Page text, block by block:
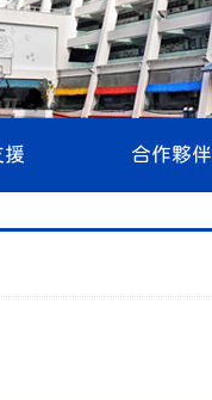
援 合作夥伴